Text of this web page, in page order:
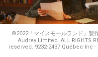
©︎2022「マイスモールランド」
Audrey Limited. ALL RIGHTS
reserved. 9232-2437 Québec Inc